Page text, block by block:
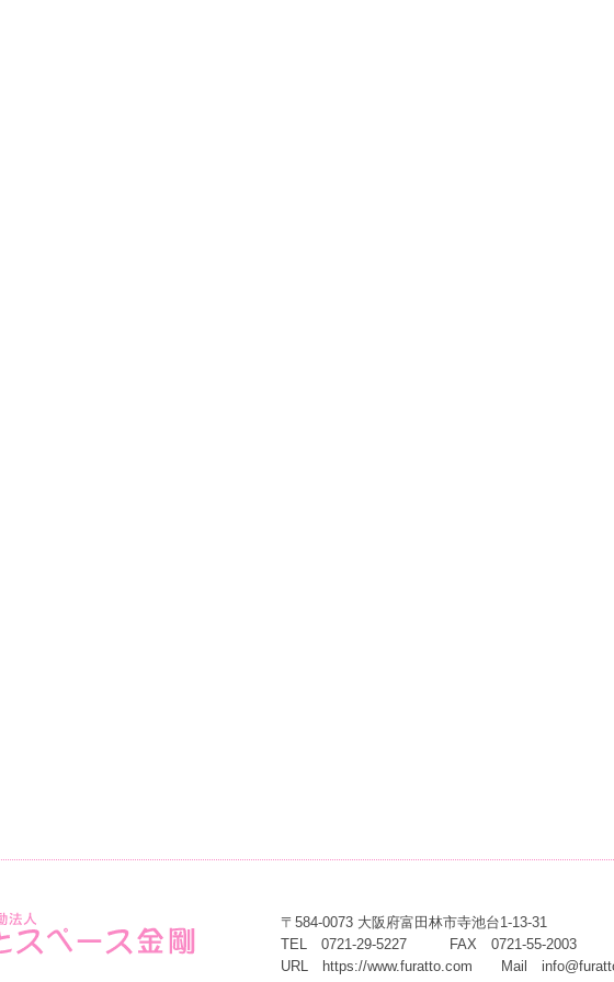
〒584-0073 大阪府富田林市寺池台1-13-31
TEL 0721-29-5227 FAX 0721-55-2003
URL
https://www.furatto.com Mail